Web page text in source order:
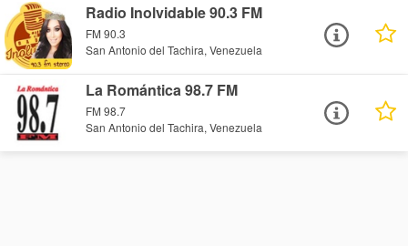
Radio Inolvidable 90.3 FM
FM 90.3
San Antonio del Tachira, Venezuela
La Romántica 98.7 FM
FM 98.7
San Antonio del Tachira, Venezuela